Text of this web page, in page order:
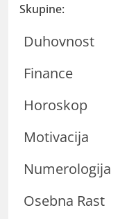
Skupine:
Duhovnost
Finance
Horoskop
Motivacija
Numerologija
Osebna Rast